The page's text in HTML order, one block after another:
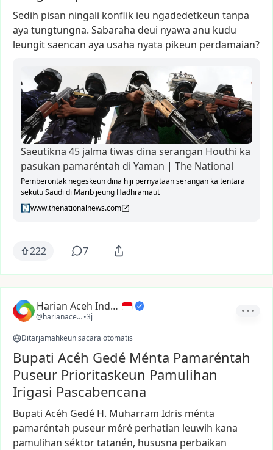
Sedih pisan ningali konflik ieu ngadedetkeun tanpa
aya tungtungna. Sabaraha deui nyawa anu kudu
leungitsaencan aya usaha nyata pikeun perdamaian?
Saeutikna 45 jalma tiwas dina serangan Houthi ka
pasukan pamaréntah di Yaman | The National
Pemberontak negeskeun dina hiji pernyataan serangan ka tentara
sekutu Saudi di Marib jeung Hadhramaut
www.thenationalnews.com
222 7
Harian Aceh Indonesia
@harianacehindonesia
•3j
Ditarjamahkeun sacara otomatis
Bupati Acéh Gedé Ménta Pamaréntah
Puseur Prioritaskeun Pamulihan
Irigasi Pascabencana
Bupati Acéh Gedé H. Muharram Idris ménta
pamaréntah puseur méré perhatian leuwih kana
pamulihan séktortatanén, hususna perbaikan